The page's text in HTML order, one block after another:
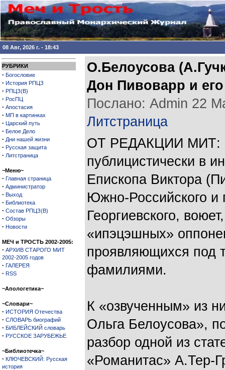
08 Авг, 2026 г. - 18:43
РУБРИКИ
· Богословие
· История РПЦЗ
· РПЦЗ(В)
· РосПЦ
· Апостасия
· МП в картинках
· Царский путь
· Белое Дело
· Дни нашей жизни
· Русская защита
· Литстраница
~Меню~
· Главная страница
· Администратор
· Выход
· Библиотека
· Состав РПЦЗ(В)
· Обзоры
· Новости
МЕЧ и ТРОСТЬ 2002-2005:
· АРХИВ СТАРОГО МИТ
2002-2005 годов
· ГАЛЕРЕЯ
· RSS
~Апологетика~
~Словари~
· ИСТОРИЯ Отечества
· СЛОВАРЬ биографий
· БИБЛЕЙСКИЙ словарь
· РУССКОЕ ЗАРУБЕЖЬЕ
~Библиотечка~
· КЛЮЧЕВСКИЙ: Русская
история
О.Белоусова
Дон Пивоварр и
Послано: Admin 22
Литстраница
ОТ РЕДАКЦИИ МИТ:
публицистически в
Епископа Виктора
Южно-Российского и
Георгиевского,
«ипэцэшных»
проявляющихся под
фамилиями.
К «озвученным» из
Ольга Белоусова»,
разбор одной из
«Романитас» А.Тер-